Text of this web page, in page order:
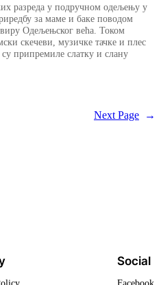
разреда у подручном одељењу у
за маме и баке поводом
Одељењског већа. Током
скечеви, музичке тачке и плес
припремиле слатку и слану
Next Page →
Social
Facebook